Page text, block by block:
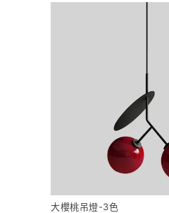
大櫻桃吊燈-3色